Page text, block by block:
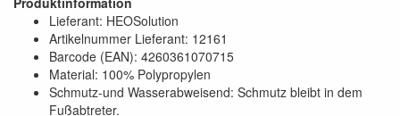
Lieferant: HEOSolution
Artikelnummer Lieferant: 12161
Barcode (EAN): 4260361070715
Material: 100% Polypropylen
Schmutz-und Wasserabweisend: Schmutz bleibt in dem
Fußabtreter.